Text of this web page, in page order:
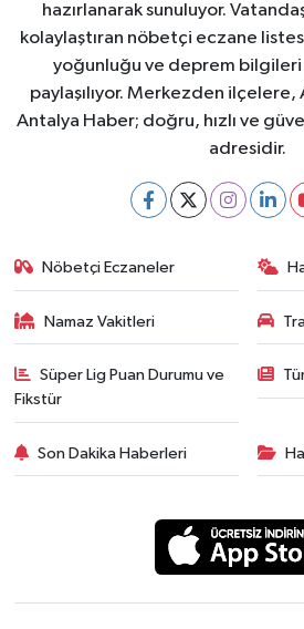
hazırlanarak sunuluyor.
kolaylaştıran nöbetçi eczane
yoğunluğu ve deprem
paylaşılıyor. Merkezden ilçelere,
Antalya Haber; doğru, hızlı ve
adresidir.
Nöbetçi Eczaneler
Namaz Vakitleri
Süper Lig Puan Durumu ve
Fikstür
Son Dakika Haberleri